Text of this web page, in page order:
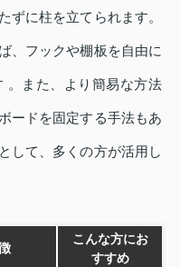
ずに柱を立てられます。
、フックや棚板を自由に
。また、より簡易な方法
ードを固定する手法もあ
して、多くの方が活用し
こんな方にお
すすめ